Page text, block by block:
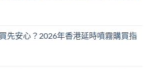
先安心？2026年香港延時噴霧購買指